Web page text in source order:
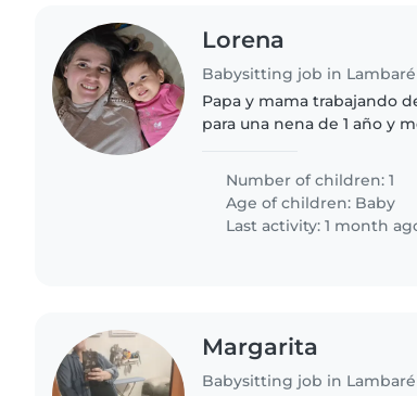
Lorena
Babysitting job in Lambaré
Papa y mama trabajando
para una nena de 1 año y
Number of children: 1
Age of children: Baby
Last activity: 1 month
Margarita
Babysitting job in Lambaré